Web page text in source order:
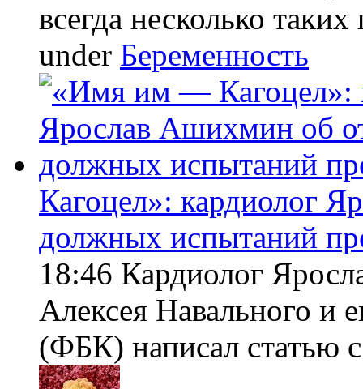
всегда несколько
under Беременность
Кагоцел»: кардиолог
должных испытаний
18:46 Кардиолог
Алексея Навального и
(ФБК) написал статью